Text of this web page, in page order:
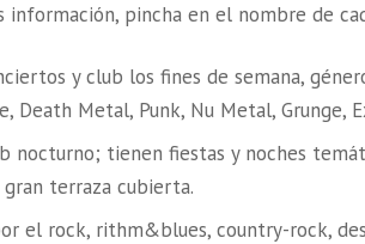
información, pincha en el nombre de
y club los fines de semana,
Death Metal, Punk, Nu Metal, Grunge,
nocturno; tienen fiestas y noches
terraza cubierta.
el rock, rithm&blues, country-rock,